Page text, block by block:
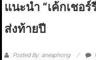
แนะนำ “เค้กเชอ
ส่งท้ายปี
Posted By: aneaphong